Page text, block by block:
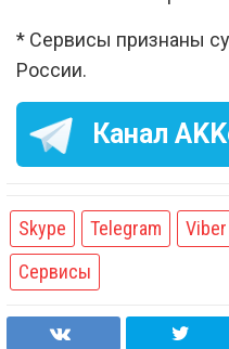
* Сервисы признаны
России.
Канал
Skype Telegram Viber
Сервисы